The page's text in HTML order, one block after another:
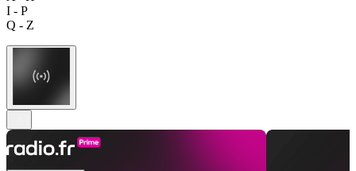
I - P
Q - Z